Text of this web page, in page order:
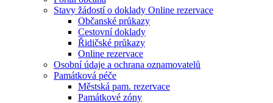
Stavy žádostí o doklady Online rezervace
Občanské průkazy
Cestovní doklady
Řidičské průkazy
Online rezervace
Osobní údaje a ochrana oznamovatelů
Památková péče
Městská pam. rezervace
Památkové zóny